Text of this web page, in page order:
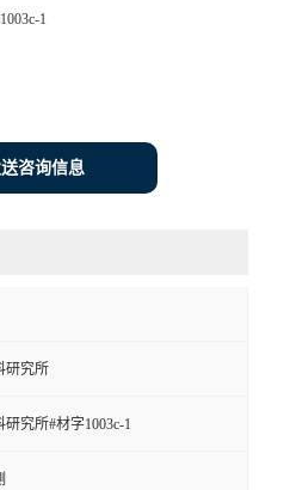
1
咨询信息
研究所
研究所#材字1003c-1